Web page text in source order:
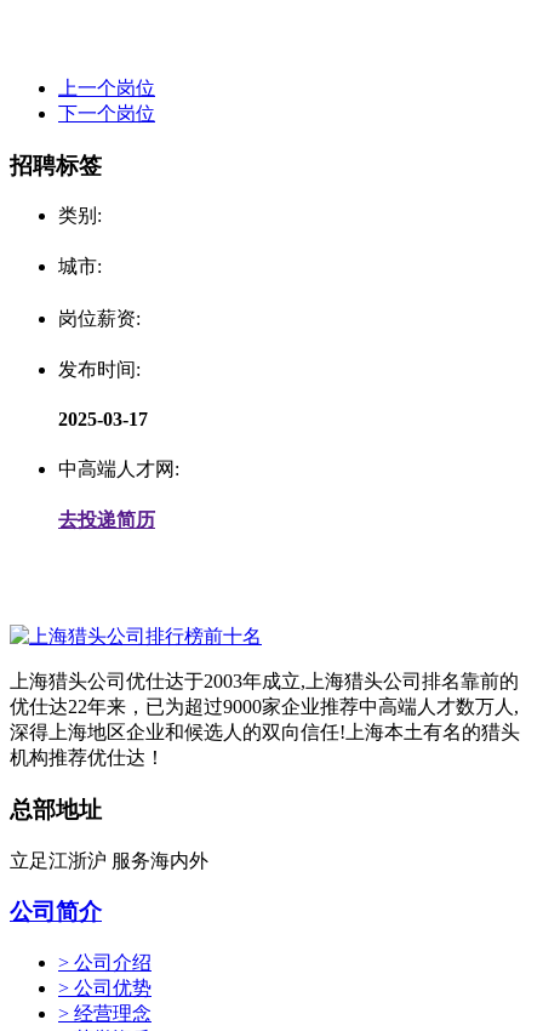
上一个岗位
下一个岗位
招聘标签
类别:
城市:
岗位薪资:
发布时间:
2025-03-17
中高端人才网:
去投递简历
上海猎头公司优仕达于2003年成立,上海猎头公司排名靠前的
优仕达22年来，已为超过9000家企业推荐中高端人才数万人,
深得上海地区企业和候选人的双向信任!上海本土有名的猎头
机构推荐优仕达！
总部地址
立足江浙沪 服务海内外
公司简介
> 公司介绍
> 公司优势
> 经营理念